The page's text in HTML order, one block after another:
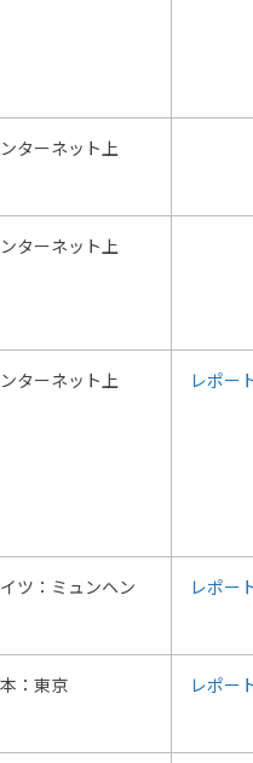
ターネット上
ターネット上
ターネット上 レポー
イツ：ミュンヘン レポー
：東京 レポー